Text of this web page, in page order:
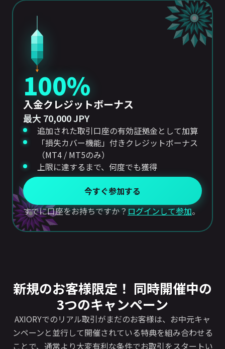
100%
入金クレジットボーナス
最大 70,000 JPY
追加された取引口座の有効証拠金として加算
「損失カバー機能」付きクレジットボーナス
（MT4 / MT5のみ）
上限に達するまで、何度でも獲得
今すぐ参加する
すでに口座をお持ちですか？ログインして参加。
新規のお客様限定！ 同時開催中の
3つのキャンペーン
AXIORYでのリアル取引がまだのお客様は、お中元キャ
ンペーンと並行して開催されている特典を組み合わせる
ことで、通常より大変有利な条件でお取引をスタートい